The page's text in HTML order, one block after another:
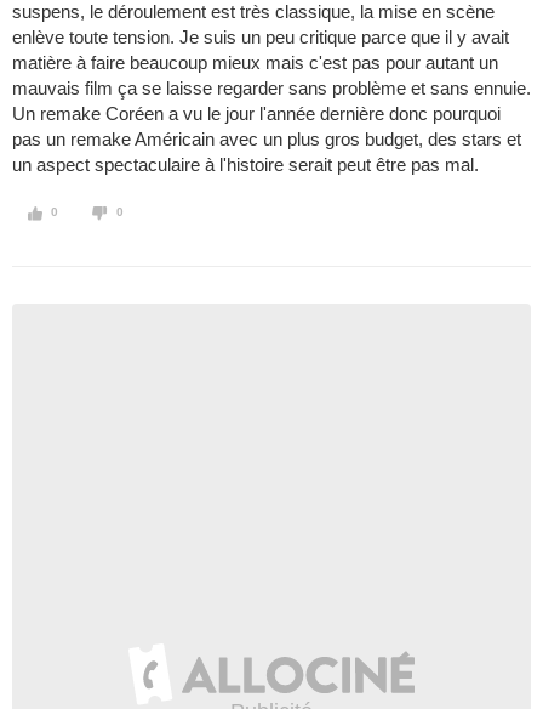
suspens, le déroulement est très classique, la mise en scène
enlève toute tension. Je suis un peu critique parce que il y avait
matière à faire beaucoup mieux mais c'est pas pour autant un
mauvais film ça se laisse regarder sans problème et sans ennuie.
Un remake Coréen a vu le jour l'année dernière donc pourquoi
pas un remake Américain avec un plus gros budget, des stars et
un aspect spectaculaire à l'histoire serait peut être pas mal.
0 0